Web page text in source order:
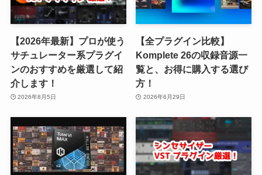
【2026年最新】プロが使う
サチュレーター系プラグイ
ンのおすすめを厳選して紹
介します！
2026年8月5日
【全プラグイン比較】
Komplete 26の収録音源一
覧と、お得に購入する選び
方！
2026年6月29日